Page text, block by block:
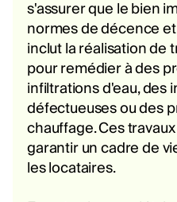
s'assurer que le bien
normes de décence
inclut la réalisation de
pour remédier à des
infiltrations d'eau, des
défectueuses ou des
chauffage. Ces
garantir un cadre de
les locataires.